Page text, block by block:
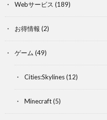
Webサービス (189)
お得情報 (2)
ゲーム (49)
Cities:Skylines(12)
Minecraft(5)